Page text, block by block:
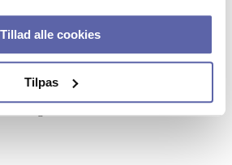
Tillad alle cookies
Tilpas
den 2. december 2020.